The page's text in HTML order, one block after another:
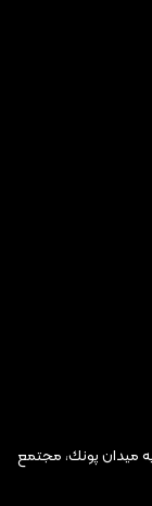
به ميدان پونك، مجتمع